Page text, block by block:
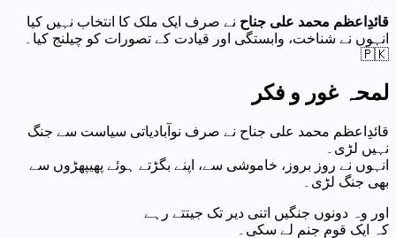
قائدِاعظم محمد علی جناح نے صرف ایک ملک کا انتخاب نہیں کیا
انہوں نے شناخت، وابستگی اور قیادت کے تصورات کو چیلنج کیا۔
🇵🇰
لمحہ غور و فکر
قائدِاعظم محمد علی جناح نے صرف نوآبادیاتی سیاست سے جنگ
نہیں لڑی۔
انہوں نے روز بروز، خاموشی سے، اپنے بگڑتے ہوئے پھیپھڑوں سے
بھی جنگ لڑی۔
اور وہ دونوں جنگیں اتنی دیر تک جیتتے رہے
کہ ایک قوم جنم لے سکی۔